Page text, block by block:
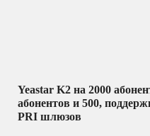
Yeastar K2 на 2000
абонентов и 500,
PRI шлюзов